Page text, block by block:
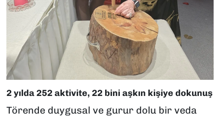
2 yılda 252 aktivite, 22 bini aşkın kişiye dokunuş
Törende duygusal ve gurur dolu bir veda